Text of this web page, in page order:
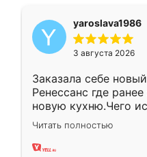
yaroslava1986
3 августа 2026
Заказала себе
Ренессанс где
новую кухню.Чего
вполне довольна.
два года, нареканий
Читать полностью